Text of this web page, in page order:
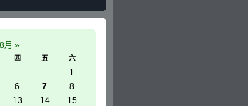
月 »
四 五 六
1
6 7
8
13 14
15